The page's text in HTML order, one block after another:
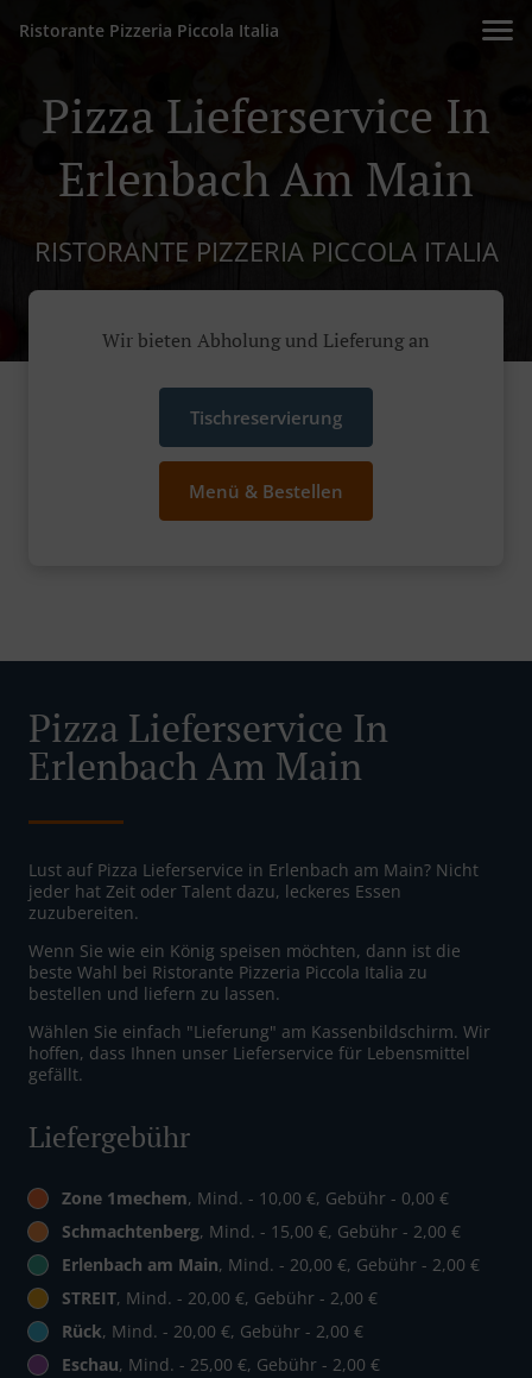
Ristorante Pizzeria Piccola Italia
Pizza Lieferservice In
Erlenbach Am Main
RISTORANTE PIZZERIA PICCOLA ITALIA
Wir bieten Abholung und Lieferung an
Tischreservierung
Menü & Bestellen
Pizza Lieferservice In
Erlenbach Am Main
Lust auf Pizza Lieferservice in Erlenbach am Main? Nicht
jeder hat Zeit oder Talent dazu, leckeres Essen
zuzubereiten.
Wenn Sie wie ein König speisen möchten, dann ist die
beste Wahl bei Ristorante Pizzeria Piccola Italia zu
bestellen und liefern zu lassen.
Wählen Sie einfach "Lieferung" am Kassenbildschirm. Wir
hoffen, dass Ihnen unser Lieferservice für Lebensmittel
gefällt.
Liefergebühr
Zone 1mechem, Mind. - 10,00 €, Gebühr - 0,00 €
Schmachtenberg, Mind. - 15,00 €, Gebühr - 2,00 €
Erlenbach am Main, Mind. - 20,00 €, Gebühr - 2,00 €
STREIT, Mind. - 20,00 €, Gebühr - 2,00 €
Rück, Mind. - 20,00 €, Gebühr - 2,00 €
Eschau, Mind. - 25,00 €, Gebühr - 2,00 €